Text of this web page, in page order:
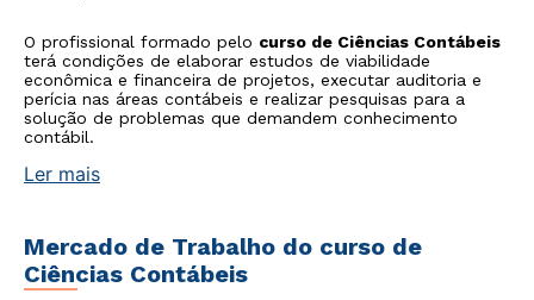
O profissional formado pelo curso de Ciências Contábeis
terá condições de elaborar estudos de viabilidade
econômica e financeira de projetos, executar auditoria e
perícia nas áreas contábeis e realizar pesquisas para a
solução de problemas que demandem conhecimento
contábil.
Ler mais
Mercado de Trabalho do curso de
Ciências Contábeis